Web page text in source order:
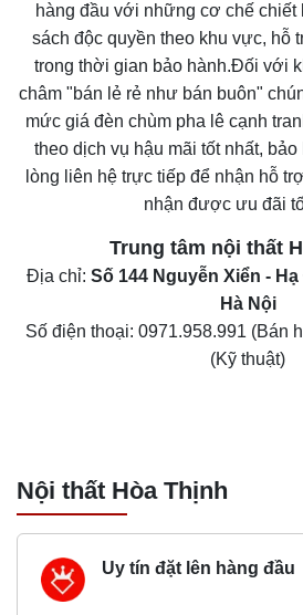
hàng đầu với những cơ chế chiết
sách độc quyền theo khu vực, hỗ
trong thời gian bảo hành.Đối với
châm "bán lẻ rẻ như bán buôn"
mức giá đèn chùm pha lê cạnh
theo dịch vụ hậu mãi tốt nhất,
lòng liên hệ trực tiếp để nhận hỗ
nhận được ưu đãi
Trung tâm nội thất
Địa chỉ: Số 144 Nguyễn Xiển -
Hà Nội
Số điện thoại: 0971.958.991 (Bán
(Kỹ thuật)
Nội thất Hòa Thịnh
Uy tín đặt lên hàng đầu